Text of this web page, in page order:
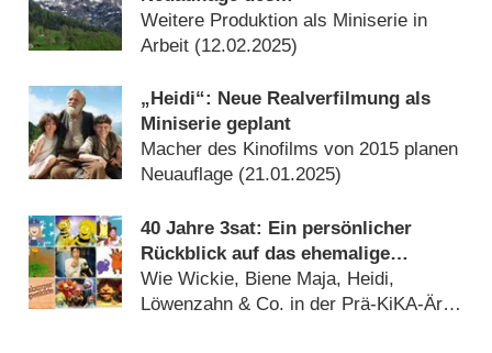
Kinderbuchklassikers
Weitere Produktion als Miniserie in
Arbeit (12.02.2025)
„Heidi“: Neue Realverfilmung als
Miniserie geplant
Macher des Kinofilms von 2015 planen
Neuauflage (21.01.2025)
40 Jahre 3sat: Ein persönlicher
Rückblick auf das ehemalige
Kinderprogramm des Kultursenders
Wie Wickie, Biene Maja, Heidi,
Löwenzahn & Co. in der Prä-KiKA-Ära